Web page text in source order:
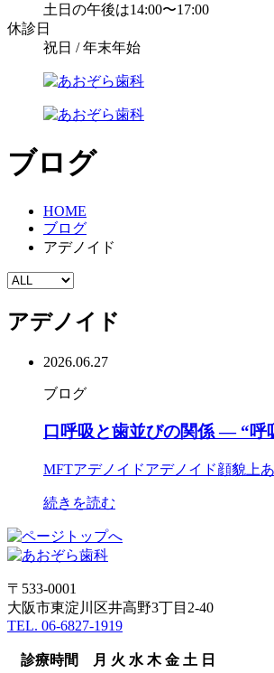
土日の午後は14:00〜17:00
休診日
祝日 / 年末年始
ブログ
HOME
ブログ
アデノイド
アデノイド
2026.06.27
ブログ
口呼吸と歯並びの関係 ― “呼
MFTアデノイドアデノイド顔貌 上
続きを読む
〒533-0001
大阪市東淀川区井高野3丁目2-40
TEL. 06-6827-1919
診療時間 月 火 水 木 金 土 日